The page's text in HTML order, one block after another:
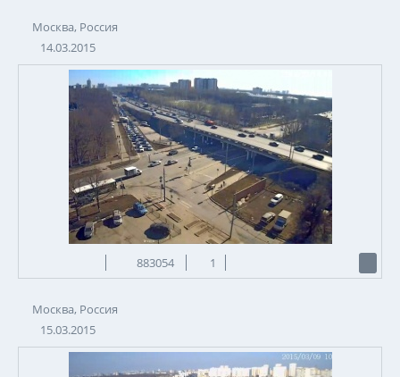
Москва, Россия
14.03.2015
883054 1
Москва, Россия
15.03.2015